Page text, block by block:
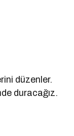
düzenler.
duracağız.